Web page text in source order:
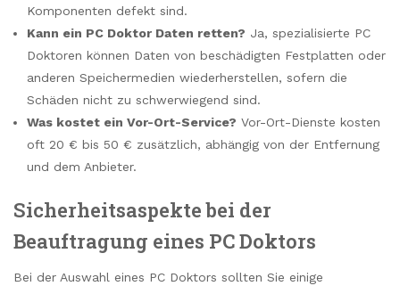
Komponenten defekt sind.
Kann ein PC Doktor Daten retten? Ja, spezialisierte PC
Doktoren können Daten von beschädigten Festplatten oder
anderen Speichermedien wiederherstellen, sofern die
Schäden nicht zu schwerwiegend sind.
Was kostet ein Vor-Ort-Service? Vor-Ort-Dienste kosten
oft 20 € bis 50 € zusätzlich, abhängig von der Entfernung
und dem Anbieter.
Sicherheitsaspekte bei der
Beauftragung eines PC Doktors
Bei der Auswahl eines PC Doktors sollten Sie einige